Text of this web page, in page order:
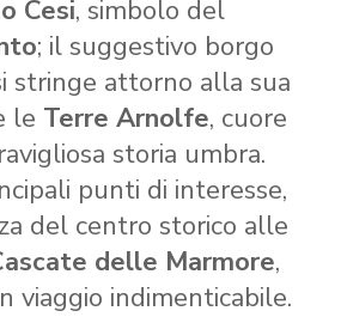
Cesi, simbolo del
; il suggestivo borgo
stringe attorno alla sua
le Terre Arnolfe, cuore
storia umbra.
punti di interesse,
del centro storico alle
delle Marmore,
viaggio indimenticabile.